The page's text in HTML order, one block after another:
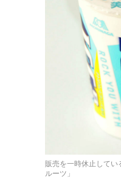
販売を一時休止してい
ルーツ」